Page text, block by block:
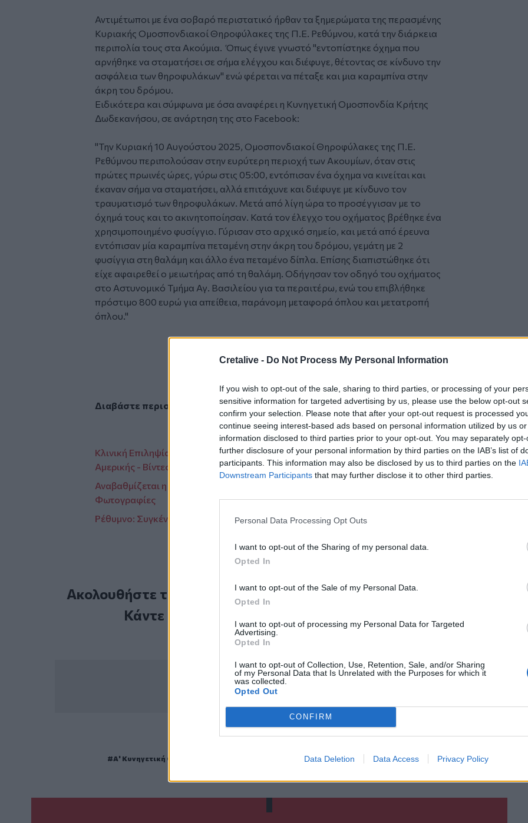
Cretalive - Do Not Process My Personal Information
If you wish to opt-out of the sale, sharing to third parties, or processing of your
sensitive information for targeted advertising by us, please use the below opt-out
confirm your selection. Please note that after your opt-out request is processed
continue seeing interest-based ads based on personal information utilized by us
information disclosed to third parties prior to your opt-out. You may separately
further disclosure of your personal information by third parties on the IAB’s list of
participants. This information may also be disclosed by us to third parties on the
Downstream Participants that may further disclose it to other third parties.
Personal Data Processing Opt Outs
I want to opt-out of the Sharing of my personal data.
Opted In
I want to opt-out of the Sale of my Personal Data.
Opted In
I want to opt-out of processing my Personal Data for Targeted
Advertising.
Opted In
I want to opt-out of Collection, Use, Retention, Sale, and/or Sharing
of my Personal Data that Is Unrelated with the Purposes for which it
was collected.
Opted Out
CONFIRM
Data Deletion Data Access Privacy Policy
Αντιμέτωποι με ένα σοβαρό περιστατικό ήρθαν τα ξημερώματα της περασμένης
Κυριακής Ομοσπονδιακοί Θηροφύλακες της Π.Ε. Ρεθύμνου, κατά την διάρκεια
περιπολία τους στα Ακούμια. Όπως έγινε γνωστό "εντοπίστηκε όχημα που
αρνήθηκε να σταματήσει σε σήμα ελέγχου και διέφυγε, θέτοντας σε κίνδυνο την
ασφάλεια των θηροφυλάκων" ενώ φέρεται να πέταξε και μια καραμπίνα στην
άκρη του δρόμου.
Ειδικότερα και σύμφωνα με όσα αναφέρει η Κυνηγετική Ομοσπονδία Κρήτης
Δωδεκανήσου, σε ανάρτηση της στο Facebook:
"Την Κυριακή 10 Αυγούστου 2025, Ομοσπονδιακοί Θηροφύλακες της Π.Ε.
Ρεθύμνου περιπολούσαν στην ευρύτερη περιοχή των Ακουμίων, όταν στις
πρώτες πρωινές ώρες, γύρω στις 05:00, εντόπισαν ένα όχημα να κινείται και
έκαναν σήμα να σταματήσει, αλλά επιτάχυνε και διέφυγε με κίνδυνο τον
τραυματισμό των θηροφυλάκων. Μετά από λίγη ώρα το προσέγγισαν με το
όχημά τους και το ακινητοποίησαν. Κατά τον έλεγχο του οχήματος βρέθηκε ένα
χρησιμοποιημένο φυσίγγιο. Γύρισαν στο αρχικό σημείο, και μετά από έρευνα
εντόπισαν μία καραμπίνα πεταμένη στην άκρη του δρόμου, γεμάτη με 2
φυσίγγια στη θαλάμη και άλλο ένα πεταμένο δίπλα. Επίσης διαπιστώθηκε ότι
είχε αφαιρεθεί ο μειωτήρας από τη θαλάμη. Οδήγησαν τον οδηγό του οχήματος
στο Αστυνομικό Τμήμα Αγ. Βασιλείου για τα περαιτέρω, ενώ του επιβλήθηκε
πρόστιμο 800 ευρώ για απείθεια, παράνομη μεταφορά όπλου και μετατροπή
όπλου."
Διαβάστε περισσότερες ειδήσεις από τηνΚρήτηκαι τοΡέθυμνο
Κλινική Επιληψίας στο ΠΑΓΝΗ: Μία προσφορά ζωής από την Παγκρητική Ένωση
Αμερικής - Βίντεο
Αναβαθμίζεται η Πολιτική Προστασία του Δήμου Αγίου Βασιλείου -
Φωτογραφίες
Ρέθυμνο: Συγκέντρωση και πορεία υπέρ της Παλαιστίνης στο Σπήλι
Ακολουθήστε το Cretalive στοGoogle Newsκαι στοFacebook
Κάντε εγγραφή στο κανάλι μας στο
Α' Κυνηγετική Ομοσπονδία Κρήτης Δωδεκανήσου
Θηροφύλακες Καραμπίνα Ρέθυμνο